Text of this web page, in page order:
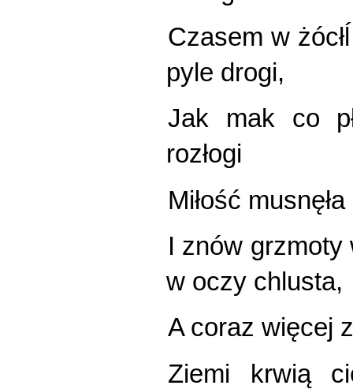
Czasem w
pyle drogi,
Jak mak co
rozłogi
Miłość
I znów grzmoty
w oczy chlusta,
A coraz więcej
Ziemi krwią